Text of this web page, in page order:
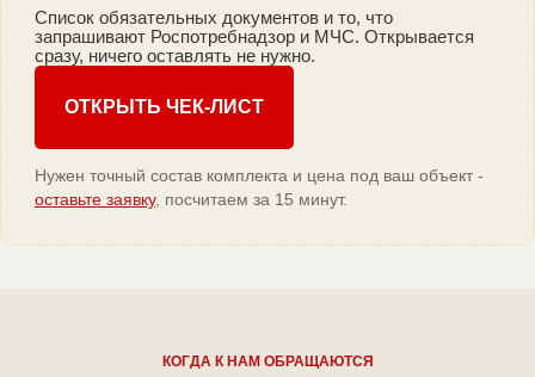
Список обязательных документов и то, что
запрашивают Роспотребнадзор и МЧС. Открывается
сразу, ничего оставлять не нужно.
ОТКРЫТЬ ЧЕК-ЛИСТ
Нужен точный состав комплекта и цена под ваш объект -
оставьте заявку, посчитаем за 15 минут.
КОГДА К НАМ ОБРАЩАЮТСЯ